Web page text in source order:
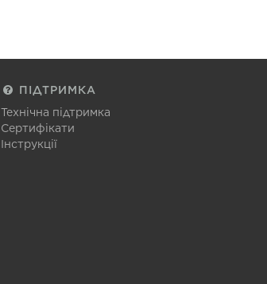
ПІДТРИМКА
Технічна підтримка
Сертифікати
Інструкції